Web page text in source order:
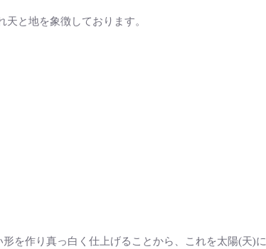
と地を象徴しております。
を作り真っ白く仕上げることから、これを太陽(天)